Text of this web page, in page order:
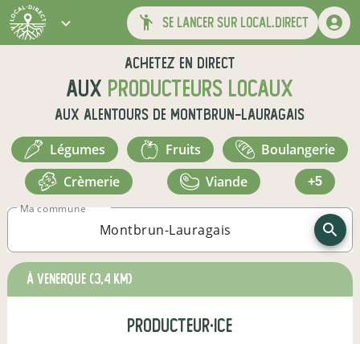
se lancer sur local.direct
Achetez en direct
aux producteurs locaux
aux alentours de Montbrun-Lauragais
légumes fruits
boulangerie
crèmerie
viande +5
Ma commune
à Venerque (3,4 km)
producteur·ice